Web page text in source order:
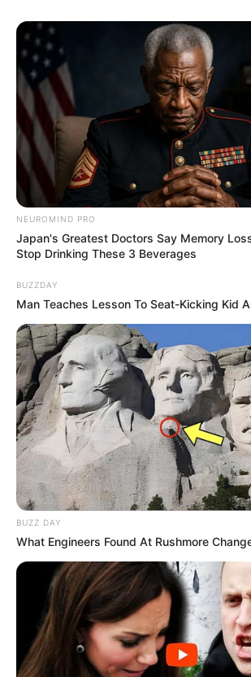
NEUROMIND PRO
Japan's Greatest Doctors Say Memory
Stop Drinking These 3 Beverages
BUZZDAY
Man Teaches Lesson To Seat-Kicking Kid
BUZZ DAY
What Engineers Found At Rushmore